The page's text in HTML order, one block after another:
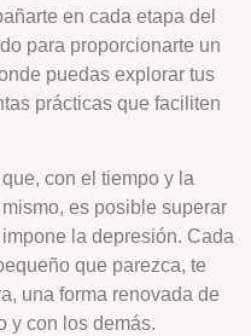
en cada etapa del
para proporcionarte un
puedas explorar tus
prácticas que faciliten
con el tiempo y la
es posible superar
la depresión. Cada
que parezca, te
una forma renovada de
y con los demás.